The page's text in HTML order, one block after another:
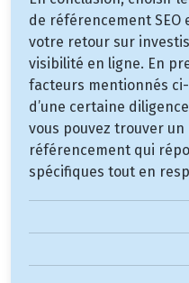
de référencement
votre retour sur
visibilité en ligne. En
facteurs mentionnés
d’une certaine
vous pouvez trouver
référencement qui
spécifiques tout en